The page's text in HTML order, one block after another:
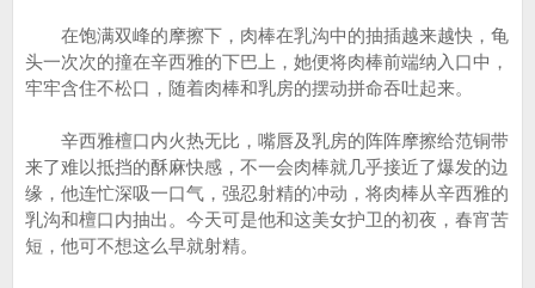
在饱满双峰的摩擦下，肉棒在乳沟中的抽插越来越快，龟
头一次次的撞在辛西雅的下巴上，她便将肉棒前端纳入口中，
牢牢含住不松口，随着肉棒和乳房的摆动拼命吞吐起来。
辛西雅檀口内火热无比，嘴唇及乳房的阵阵摩擦给范铜带
来了难以抵挡的酥麻快感，不一会肉棒就几乎接近了爆发的边
缘，他连忙深吸一口气，强忍射精的冲动，将肉棒从辛西雅的
乳沟和檀口内抽出。今天可是他和这美女护卫的初夜，春宵苦
短，他可不想这么早就射精。